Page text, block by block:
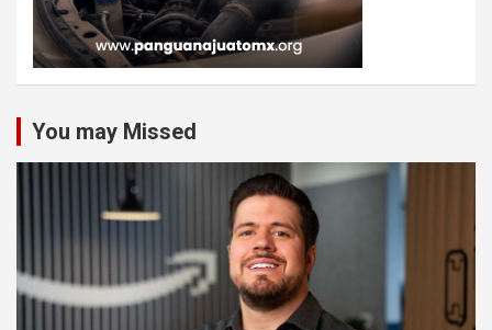
You may Missed